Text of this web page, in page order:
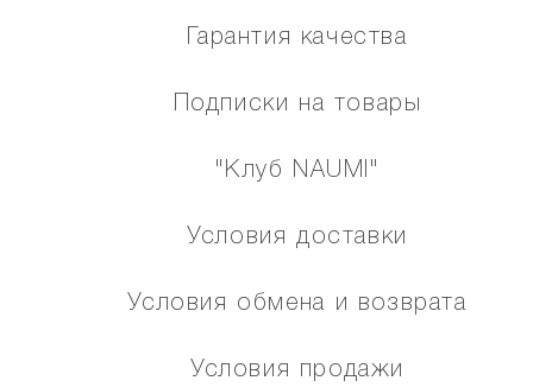
Гарантия качества
Подписки на товары
"Клуб NAUMI"
Условия доставки
Условия обмена и возврата
Условия продажи